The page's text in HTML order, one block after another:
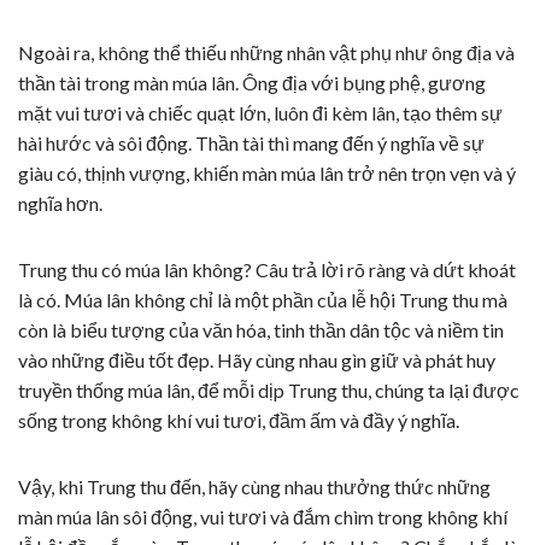
Ngoài ra, không thể thiếu những nhân vật phụ như ông địa và
thần tài trong màn múa lân. Ông địa với bụng phệ, gương
mặt vui tươi và chiếc quạt lớn, luôn đi kèm lân, tạo thêm sự
hài hước và sôi động. Thần tài thì mang đến ý nghĩa về sự
giàu có, thịnh vượng, khiến màn múa lân trở nên trọn vẹn và ý
nghĩa hơn.
Trung thu có múa lân không? Câu trả lời rõ ràng và dứt khoát
là có. Múa lân không chỉ là một phần của lễ hội Trung thu mà
còn là biểu tượng của văn hóa, tinh thần dân tộc và niềm tin
vào những điều tốt đẹp. Hãy cùng nhau gìn giữ và phát huy
truyền thống múa lân, để mỗi dịp Trung thu, chúng ta lại được
sống trong không khí vui tươi, đầm ấm và đầy ý nghĩa.
Vậy, khi Trung thu đến, hãy cùng nhau thưởng thức những
màn múa lân sôi động, vui tươi và đắm chìm trong không khí